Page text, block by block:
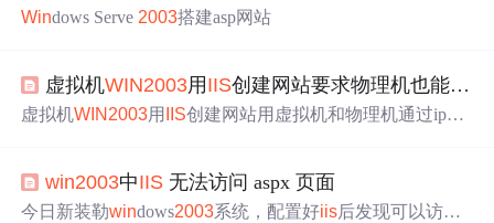
息服务（ IIS）】打钩了，取消勾选会弹出窗口提示是否可
定】【下一步】修改IIS管理器的Web 服务扩展，将Web
服务扩展中的Active。...
Windows Serve 2003搭建asp网站
虚拟机WIN2003用 IIS创建网站要求物理机也能访问
虚拟机WIN 2003用 IIS创建网站用虚拟机和物理机通过ip或
win2003中IIS 无法访问 aspx 页面
今日新装勒windows2003系统，配置好iis后发现可以访问h